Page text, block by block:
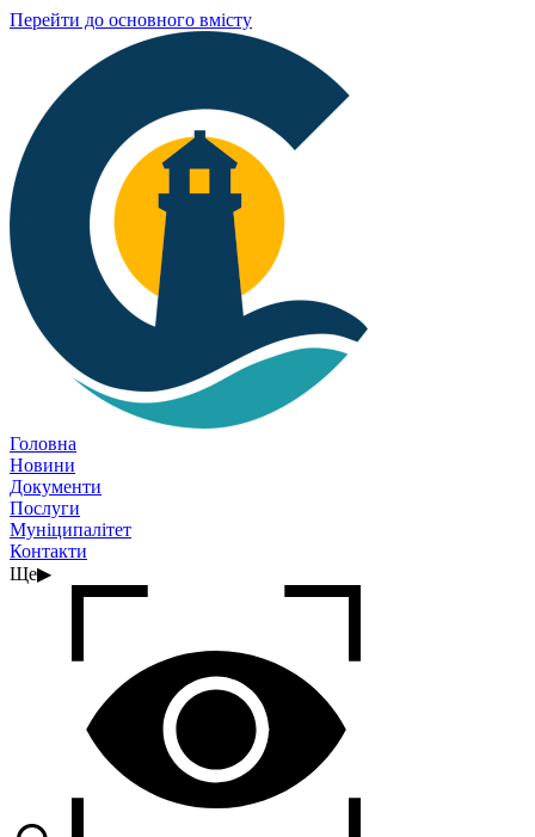
Перейти до основного вмісту
Головна
Новини
Документи
Послуги
Муніципалітет
Контакти
Ще▶